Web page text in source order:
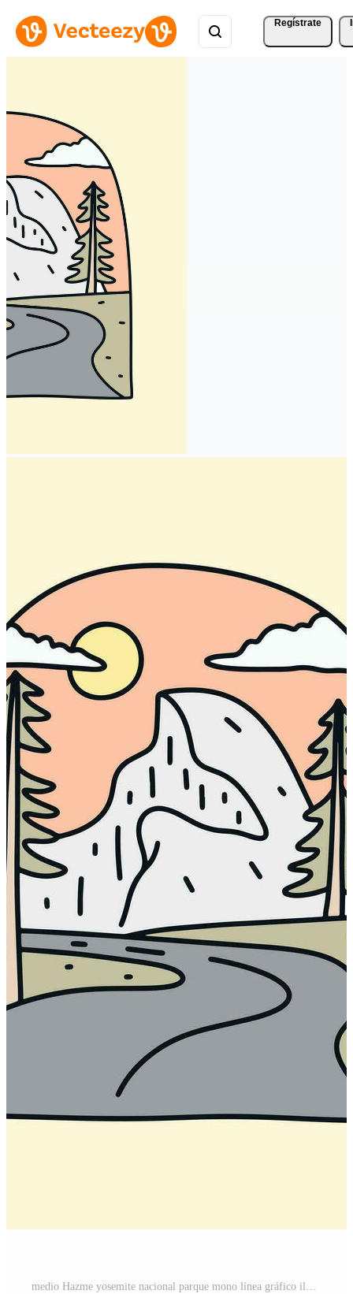
Regístrate
medio Hazme yosemite nacional parque mono línea gráfico ilustración vector para camiseta, insignia, parche diseño Pro Vector y Pro SVG